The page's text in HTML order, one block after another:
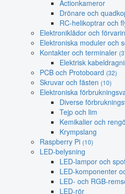
Actionkameror
Drönare och
RC-helikoptrar och
Elektroniklådor och
Elektroniska moduler och
Kontakter och terminaler
Elektrisk
PCB och Protoboard (32)
Skruvar och fästen (10)
Elektroniska
Diverse
Tejp och lim
Kemikalier och
Krympslang
Raspberry Pi (10)
LED-belysning
LED-lampor och
LED-komponenter
LED- och RGB-
LED-rör